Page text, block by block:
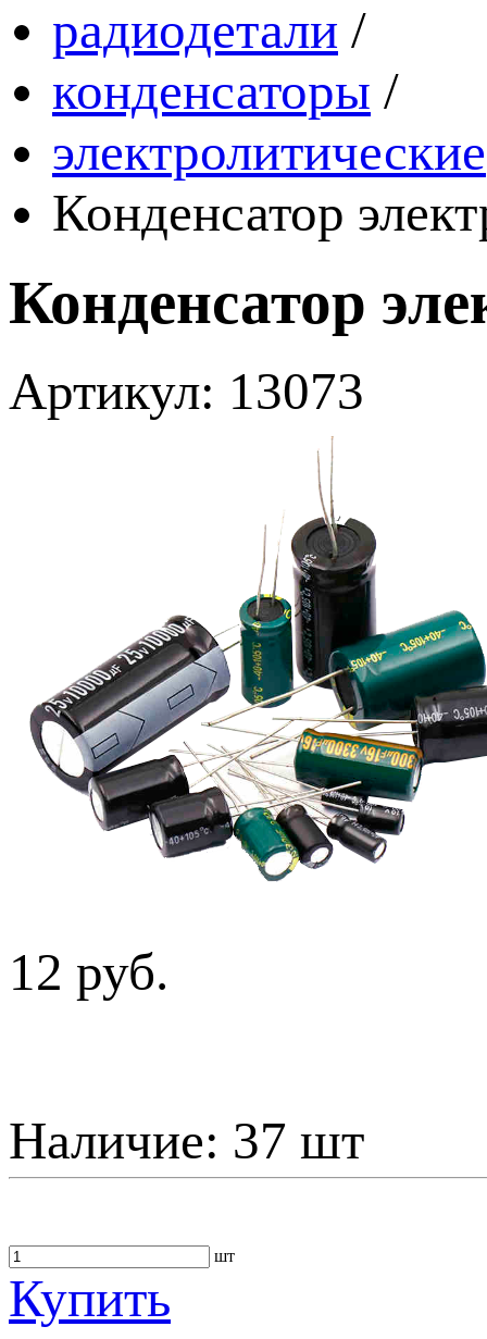
радиодетали /
конденсаторы /
электролитические
Конденсатор
Конденсатор
Артикул: 13073
12 руб.
Наличие: 37 шт
шт
Купить